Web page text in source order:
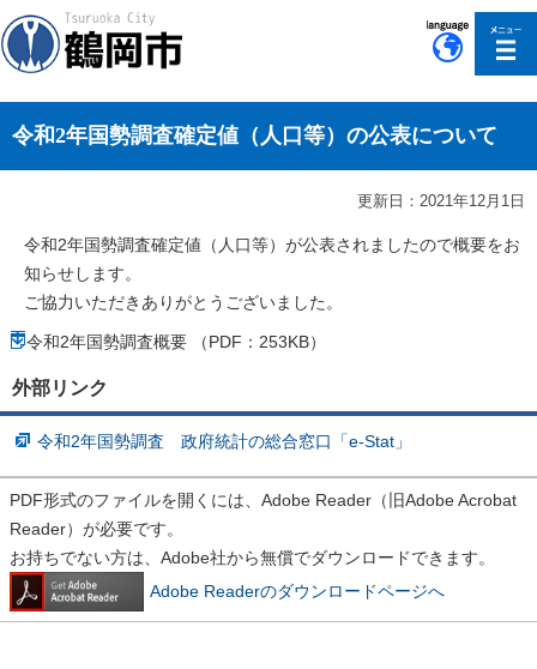
令和2年国勢調査確定値（人口等）の公表について
更新日：2021年12月1日
令和2年国勢調査確定値（人口等）が公表されましたので概要をお
知らせします。
ご協力いただきありがとうございました。
令和2年国勢調査概要 （PDF：253KB）
外部リンク
令和2年国勢調査 政府統計の総合窓口「e-Stat」
PDF形式のファイルを開くには、Adobe Reader（旧Adobe Acrobat
Reader）が必要です。
お持ちでない方は、Adobe社から無償でダウンロードできます。
Adobe Readerのダウンロードページへ